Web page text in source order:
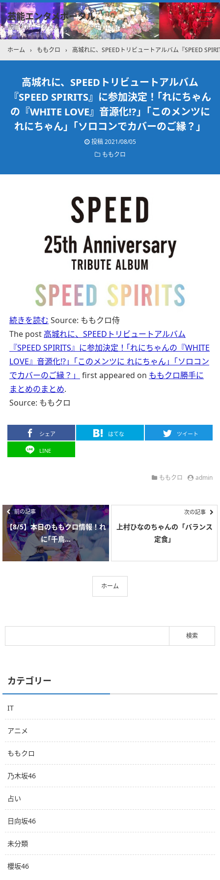
芸能エンタメポータル
坂道グループのメンバーブログを中心に紹介しています
ホーム › ももクロ › 高城れに、SPEEDトリビュートアルバム『SPEED
高城れに、SPEEDトリビュートアルバム
『SPEED SPIRITS』に参加決定！｢れにちゃん
の『WHITE LOVE』音源化!?」｢このメンツに
れにちゃん」｢ソロコンでカバーのご縁？」
投稿2021/08/05
ももクロ
続きを読む Source: ももクロ侍
The post 高城れに、SPEEDトリビュートアルバム
『SPEED SPIRITS』に参加決定！｢れにちゃんの『WHITE
LOVE』音源化!?」｢このメンツに れにちゃん」｢ソロコン
でカバーのご縁？」
first appeared on ももクロ勝手に
まとめのまとめ.
Source: ももクロ
シェア はてな ツイート
LINE
ももクロ admin
前の記事
【8/5】本日のももクロ情報！れ
に｢千鳥...
次の記事
上村ひなのちゃんの「バランス
定食」
ホーム
カテゴリー
IT
アニメ
ももクロ
乃木坂46
占い
日向坂46
未分類
櫻坂46